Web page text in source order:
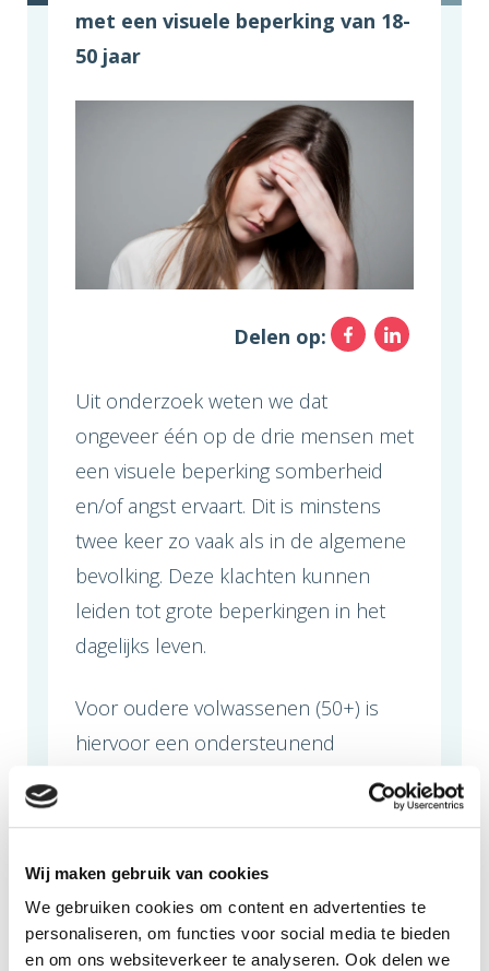
Wij maken gebruik van cookies
We gebruiken cookies om content en advertenties te
personaliseren, om functies voor social media te bieden
en om ons websiteverkeer te analyseren. Ook delen we
met een visuele beperking van 18-
50 jaar
Delen op:
Uit onderzoek weten we dat
ongeveer één op de drie mensen met
een visuele beperking somberheid
en/of angst ervaart. Dit is minstens
twee keer zo vaak als in de algemene
bevolking. Deze klachten kunnen
leiden tot grote beperkingen in het
dagelijks leven.
Voor oudere volwassenen (50+) is
hiervoor een ondersteunend
programma beschikbaar binnen de
Visio, Bartiméus en de Robert Coppes
Stichting. Voor mensen in de leeftijd
van 18 tot 50 bestaat zo’n programma